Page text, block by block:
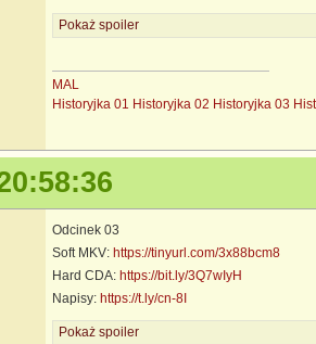
Pokaż spoiler
MAL
Historyjka 01 Historyjka 02 Historyjka 03
Odcinek 03
Soft MKV: https://tinyurl.com/3x88bcm8
Hard CDA: https://bit.ly/3Q7wIyH
Napisy: https://t.ly/cn-8I
Pokaż spoiler